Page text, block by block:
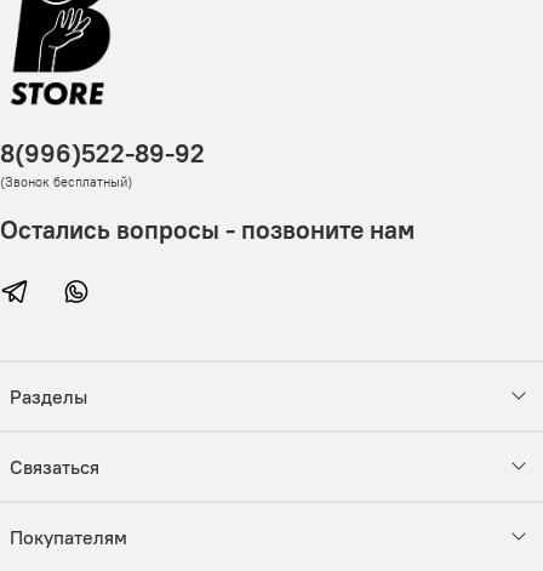
Разделы
Связаться
Покупателям
8(996)522-89-92
(Звонок бесплатный)
Остались вопросы - позвоните нам